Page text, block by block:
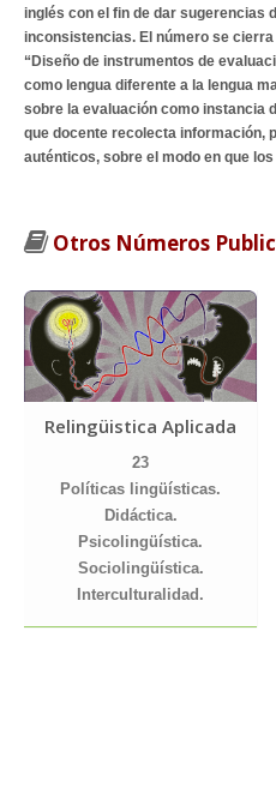
inglés con el fin de dar sugerencias
inconsistencias. El número se
“Diseño de instrumentos de
como lengua diferente a la lengua
sobre la evaluación como instancia
que docente recolecta información,
auténticos, sobre el modo en que
Otros Números
Relingüistica Aplicada
23
Políticas lingüísticas.
Didáctica.
Psicolingüística.
Sociolingüística.
Interculturalidad.